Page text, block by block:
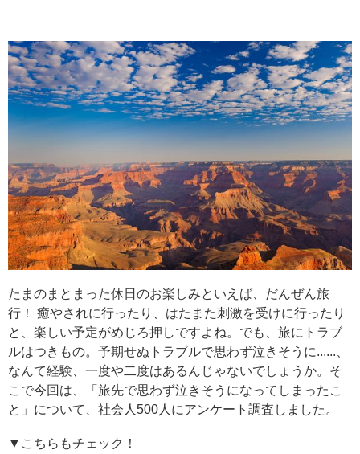
たまのまとまった休日のお楽しみといえば、だんぜん旅
行！ 癒やされに行ったり、はたまた刺激を受けに行ったり
と、楽しい予定がめじろ押しですよね。でも、旅にトラブ
ルはつきもの。予期せぬトラブルで思わず泣きそうに......、
なんて経験、一度や二度はあるんじゃないでしょうか。そ
こで今回は、「旅先で思わず泣きそうになってしまったこ
と」について、社会人500人にアンケート調査しました。
▼こちらもチェック！